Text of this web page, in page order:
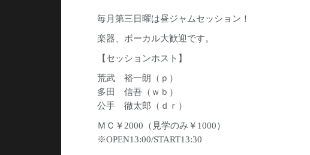
毎月第三日曜は昼ジャムセッション！
楽器、ボーカル大歓迎です。
【セッションホスト】
荒武 裕一朗（ｐ）
多田 信吾（ｗｂ）
公手 徹太郎（ｄｒ）
ＭＣ￥2000（見学のみ￥1000）
※OPEN13:00/START13:30